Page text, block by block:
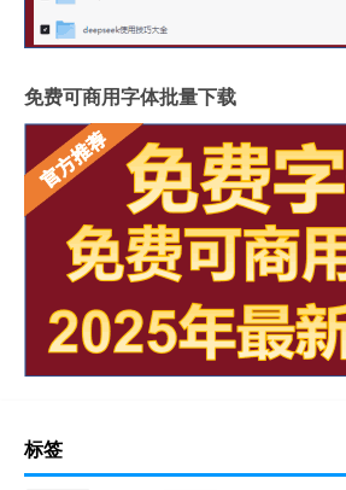
免费可商用字体批量下载
标签